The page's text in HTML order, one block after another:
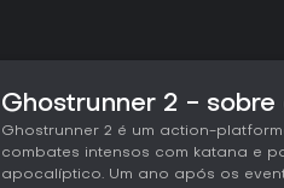
Ghostrunner 2 - sobre
Ghostrunner 2 é um action-
combates intensos com katana e
apocalíptico. Um ano após os